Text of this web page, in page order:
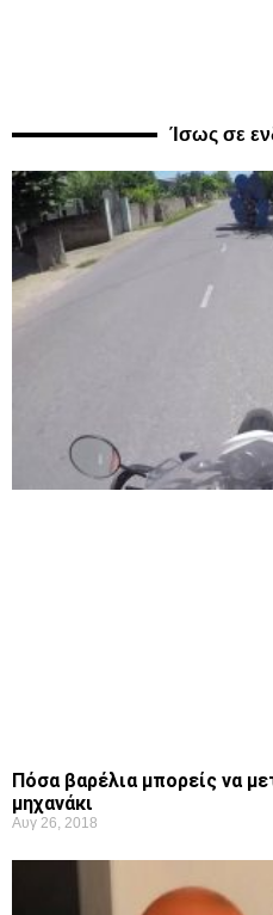
Ίσως σε
Πόσα βαρέλια μπορείς να
μηχανάκι
Αυγ 26, 2018